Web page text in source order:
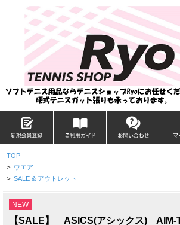
TOP
> ウエア
> SALE & アウトレット
NEW
【SALE】 ASICS(アシックス) AIM-